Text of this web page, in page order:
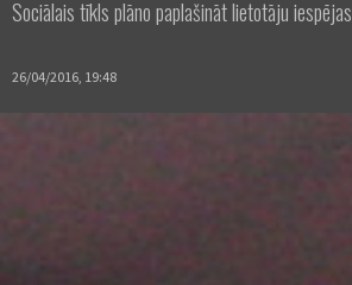
Sociālais tīkls plāno paplašināt lietotāju iespējas
26/04/2016, 19:48